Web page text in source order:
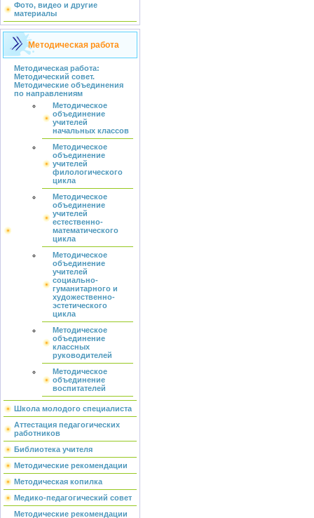
Фото, видео и другие
материалы
Методическая работа
Методическая работа:
Методический совет.
Методические объединения
по направлениям
Методическое
объединение
учителей
начальных классов
Методическое
объединение
учителей
филологического
цикла
Методическое
объединение
учителей
естественно-
математического
цикла
Методическое
объединение
учителей
социально-
гуманитарного и
художественно-
эстетического
цикла
Методическое
объединение
классных
руководителей
Методическое
объединение
воспитателей
Школа молодого специалиста
Аттестация педагогических
работников
Библиотека учителя
Методические рекомендации
Методическая копилка
Медико-педагогический совет
Методические рекомендации